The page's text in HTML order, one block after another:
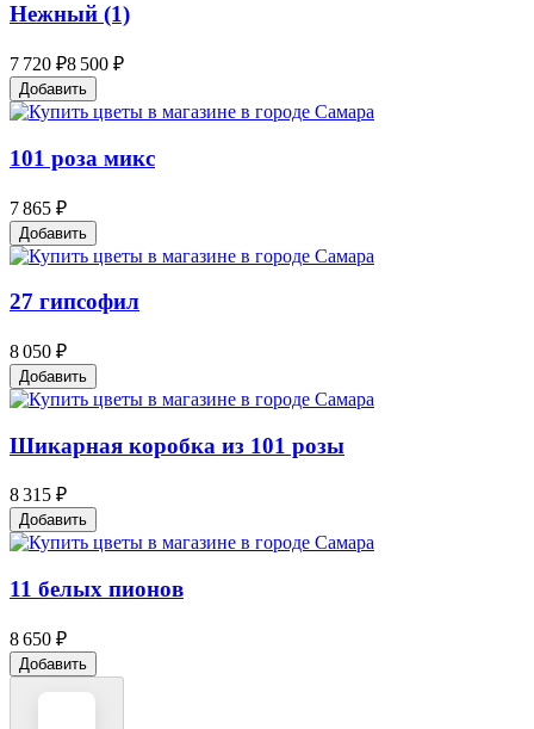
Нежный (1)
7 720 ₽8 500 ₽
Добавить
101 роза микс
7 865 ₽
Добавить
27 гипсофил
8 050 ₽
Добавить
Шикарная коробка из 101 розы
8 315 ₽
Добавить
11 белых пионов
8 650 ₽
Добавить